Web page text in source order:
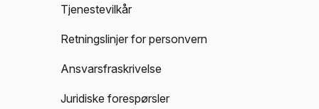
Tjenestevilkår
Retningslinjer for personvern
Ansvarsfraskrivelse
Juridiske forespørsler